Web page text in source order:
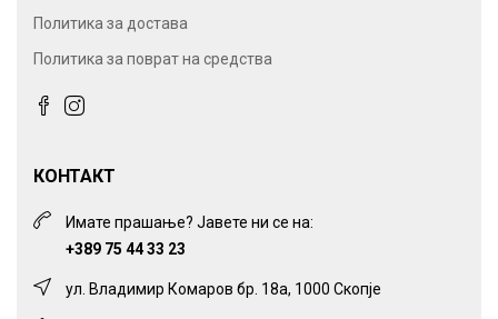
Политика за достава
Политика за поврат на средства
КОНТАКТ
Имате прашање? Јавете ни се на:
+389 75 44 33 23
ул. Владимир Комаров бр. 18а, 1000 Скопје